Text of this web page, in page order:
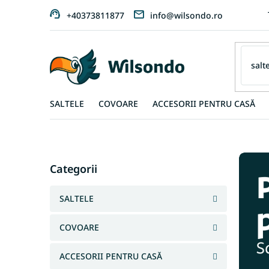
+40373811877 info@wilsondo.ro
SALTELE COVOARE ACCESORII PENTRU CASĂ
ă
l
peste
Categorii
SALTELE
COVOARE
ACCESORII PENTRU CASĂ
l